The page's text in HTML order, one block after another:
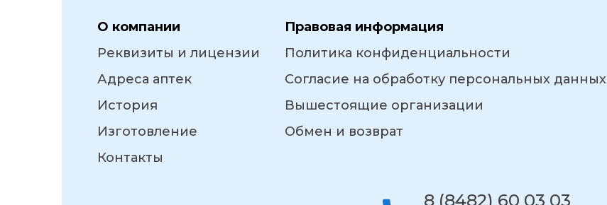
О компании
Реквизиты и лицензии
Адреса аптек
История
Изготовление
Контакты
Правовая информация
Политика конфиденциальности
Согласие на обработку персональных данных
Вышестоящие организации
Обмен и возврат
8 (8482) 60 03 03